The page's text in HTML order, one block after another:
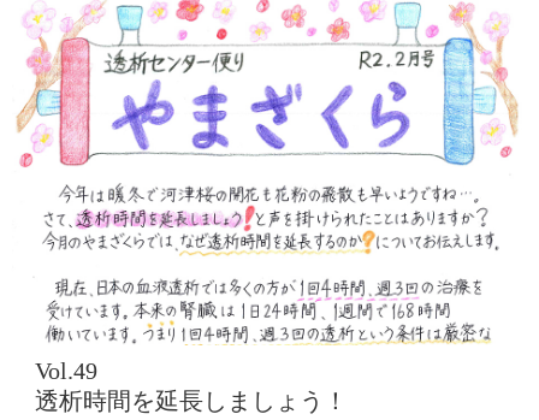
Vol.49
透析時間を延長しましょう！